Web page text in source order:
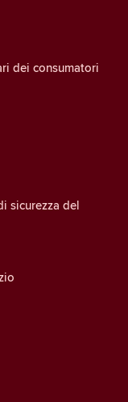
dei consumatori
sicurezza del